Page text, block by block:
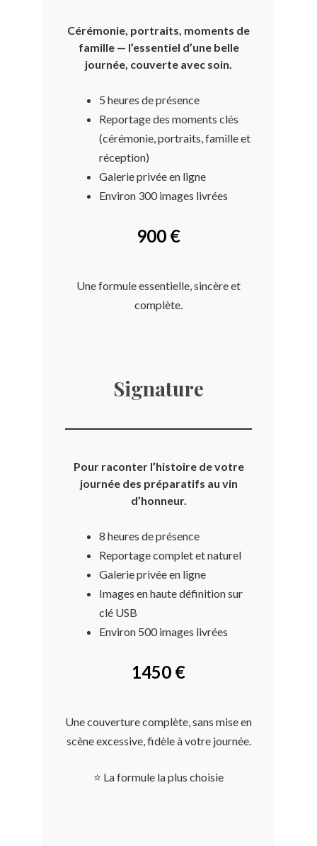
Cérémonie, portraits, moments de
famille — l’essentiel d’une belle
journée, couverte avec soin.
5 heures de présence
Reportage des moments clés
(cérémonie, portraits, famille et
réception)
Galerie privée en ligne
Environ 300 images livrées
900 €
Une formule essentielle, sincère et
complète.
Signature
Pour raconter l’histoire de votre
journée des préparatifs au vin
d’honneur.
8 heures de présence
Reportage complet et naturel
Galerie privée en ligne
Images en haute définition sur
clé USB
Environ 500 images livrées
1450 €
Une couverture complète, sans mise en
scène excessive, fidèle à votre journée.
⭐ La formule la plus choisie